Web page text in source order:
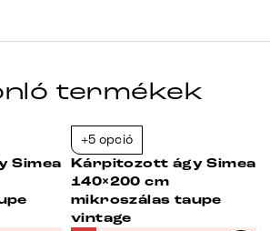
termékek
Simea
+5 opció
Kárpitozott ágy Simea
140×200 cm
mikroszálas taupe
vintage